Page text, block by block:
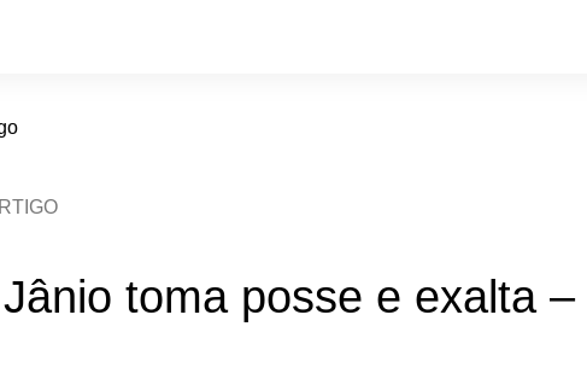
toma posse e exalta –